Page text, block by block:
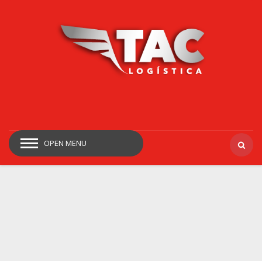
OPEN MENU